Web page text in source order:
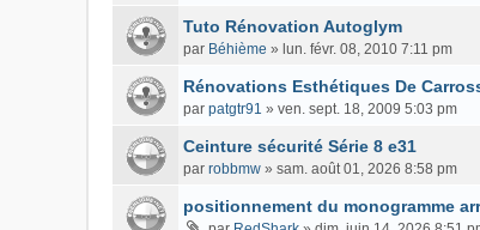
Tuto Rénovation Autoglym
par Béhième » lun. févr. 08, 2010 7:11 pm
Rénovations Esthétiques De
par patgtr91 » ven. sept. 18, 2009 5:03 pm
Ceinture sécurité Série 8 e31
par robbmw » sam. août 01, 2026 8:58 pm
positionnement du monogramme